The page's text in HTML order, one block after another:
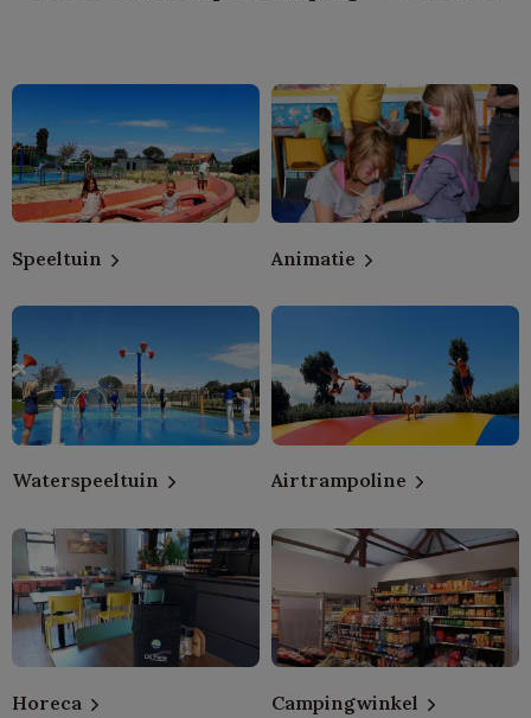
Speeltuin Animatie
Waterspeeltuin Airtrampoline
Horeca Campingwinkel